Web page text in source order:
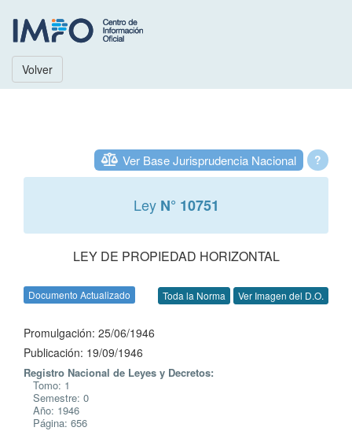
Volver
?
Ver Base Jurisprudencia Nacional
Ley N° 10751
LEY DE PROPIEDAD HORIZONTAL
Documento Actualizado Toda la Norma Ver Imagen del D.O.
Promulgación: 25/06/1946
Publicación: 19/09/1946
Registro Nacional de Leyes y Decretos:
Tomo: 1
Semestre: 0
Año: 1946
Página: 656